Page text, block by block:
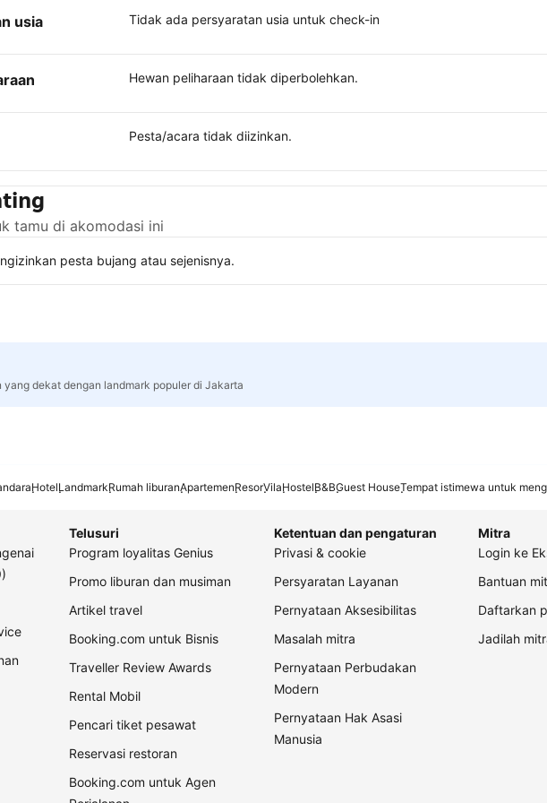
usia Tidak ada persyaratan usia untuk check-in
Hewan peliharaan tidak diperbolehkan.
Pesta/acara tidak diizinkan.
tamu di akomodasi ini
pesta bujang atau sejenisnya.
dekat dengan landmark populer di Jakarta
HotelLandmarkRumah liburanApartemenResorVilaHostelB&BGuest HouseTempat istimewa untuk
Telusuri
Program loyalitas Genius
Promo liburan dan musiman
Artikel travel
Booking.com untuk Bisnis
Traveller Review Awards
Rental Mobil
Pencari tiket pesawat
Reservasi restoran
Booking.com untuk Agen
Ketentuan dan pengaturan
Privasi & cookie
Persyaratan Layanan
Pernyataan Aksesibilitas
Masalah mitra
Pernyataan Perbudakan
Modern
Pernyataan Hak Asasi
Manusia
Mitra
Login ke
Bantuan
Daftarkan
Jadilah